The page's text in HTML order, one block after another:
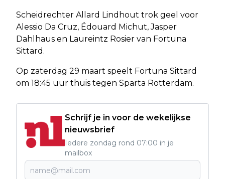
Scheidrechter Allard Lindhout trok geel voor
Alessio Da Cruz, Édouard Michut, Jasper
Dahlhaus en Laureintz Rosier van Fortuna
Sittard.
Op zaterdag 29 maart speelt Fortuna Sittard
om 18:45 uur thuis tegen Sparta Rotterdam.
Schrijf je in voor de wekelijkse
nieuwsbrief
Iedere zondag rond 07:00 in je
mailbox